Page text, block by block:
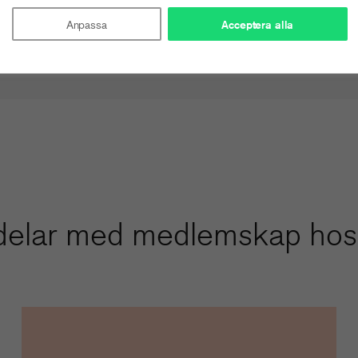
Anpassa Acceptera alla
med medlemskap